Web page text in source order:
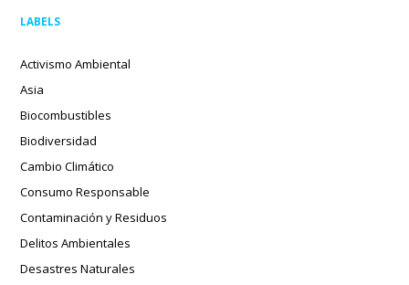
LABELS
Activismo Ambiental
Asia
Biocombustibles
Biodiversidad
Cambio Climático
Consumo Responsable
Contaminación y Residuos
Delitos Ambientales
Desastres Naturales